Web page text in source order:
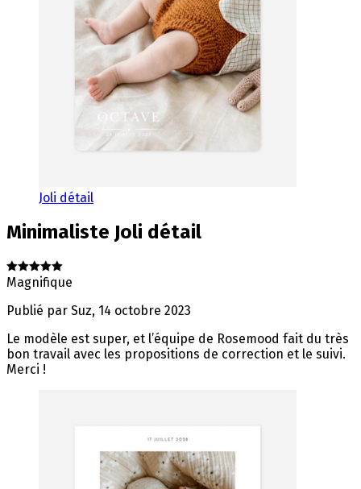
Joli détail
Minimaliste Joli détail
Magnifique
Publié par Suz, 14 octobre 2023
Le modèle est super, et l’équipe de Rosemood fait du très
bon travail avec les propositions de correction et le suivi.
Merci !